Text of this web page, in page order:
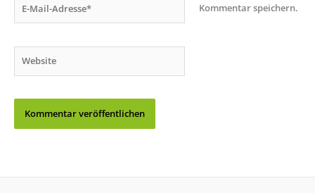
Mail-
Kommentar speichern.